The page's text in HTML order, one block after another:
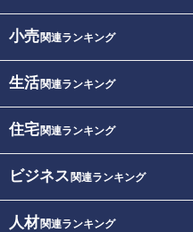
小売関連ランキング
生活関連ランキング
住宅関連ランキング
ビジネス 関連ランキング
人材関連ランキング